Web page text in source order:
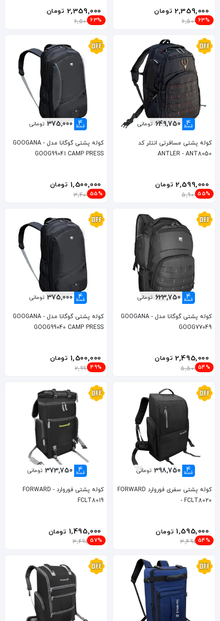
2,359,000 تومان
6,500,000
63%
2,359,000 تومان
6,500,000
63%
4
قسط 649,750 تومانی
کوله پشتی مسافرتی انتلر کد
ANTLER - ANT8050
2,599,000 تومان
5,900,000
55%
4
قسط 375,000 تومانی
کوله پشتی گوگانا مدل GOOGANA -
GOOG99041 CAMP PRESS
1,500,000 تومان
3,400,000
55%
4
قسط 623,750 تومانی
کوله پشتی گوگانا مدل GOOGANA -
GOOG77049
2,495,000 تومان
5,500,000
54%
4
قسط 375,000 تومانی
کوله پشتی گوگانا مدل GOOGANA -
GOOG99040 CAMP PRESS
1,500,000 تومان
2,999,000
49%
4
قسط 398,750 تومانی
کوله پشتی سفری فوروارد FORWARD
- FCLT8020
1,595,000 تومان
3,495,000
54%
4
قسط 373,750 تومانی
کوله پشتی فوروارد FORWARD -
FCLT8019
1,495,000 تومان
3,495,000
57%